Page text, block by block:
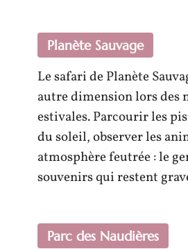
Planète Sauvage
Le safari de Planète
autre dimension lors des
estivales. Parcourir les
du soleil, observer les
atmosphère feutrée : le
souvenirs qui restent
Parc des Naudières